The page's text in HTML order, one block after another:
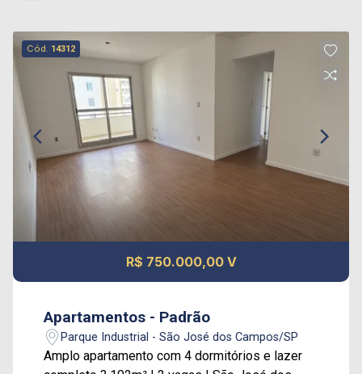
Cód. 14312
R$ 750.000,00 V
Apartamentos - Padrão
Parque Industrial - São José dos Campos/SP
Amplo apartamento com 4 dormitórios e lazer